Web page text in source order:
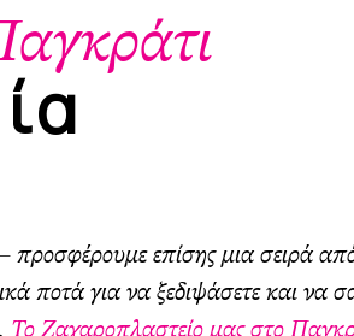
προσφέρουμε επίσης μια σειρά
ποτά για να ξεδιψάσετε και να